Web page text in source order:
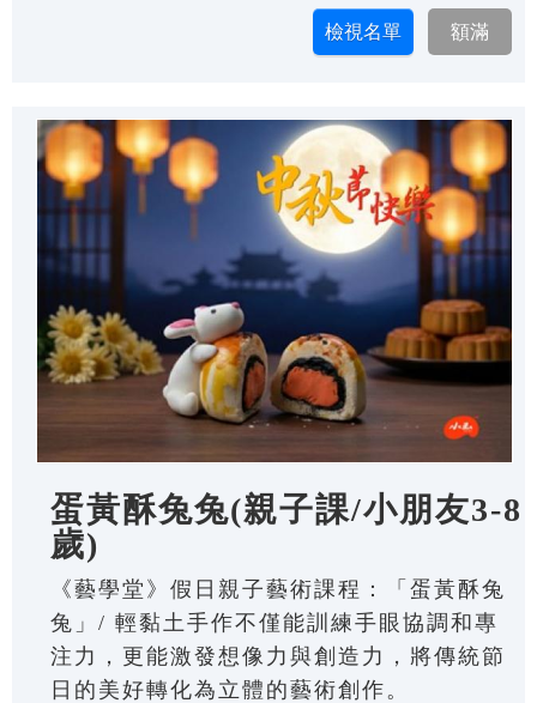
蛋黃酥兔兔(親子課/小朋友3-8
歲)
《藝學堂》假日親子藝術課程：「蛋黃酥兔
兔」/ 輕黏土手作不僅能訓練手眼協調和專
注力，更能激發想像力與創造力，將傳統節
日的美好轉化為立體的藝術創作。